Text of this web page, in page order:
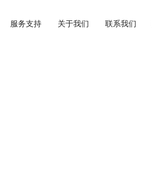
服务支持 关于我们 联系我们